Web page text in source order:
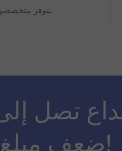
يتوفر
ضعف مبلغ الإيداع!